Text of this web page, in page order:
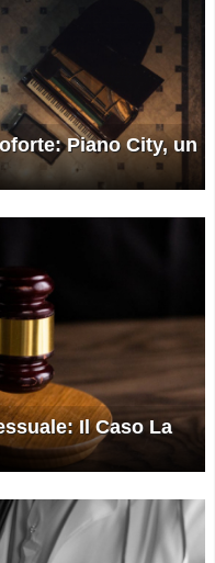
Piano City, un
Il Caso La